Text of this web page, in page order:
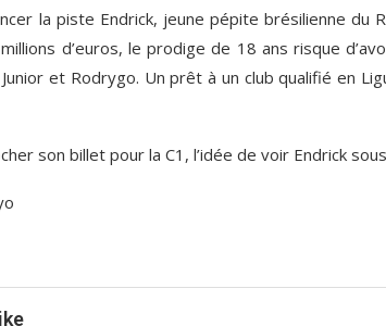
la piste Endrick, jeune pépite brésilienne
d’euros, le prodige de 18 ans risque
Junior et Rodrygo. Un prêt à un club qualifié en
son billet pour la C1, l’idée de voir Endrick